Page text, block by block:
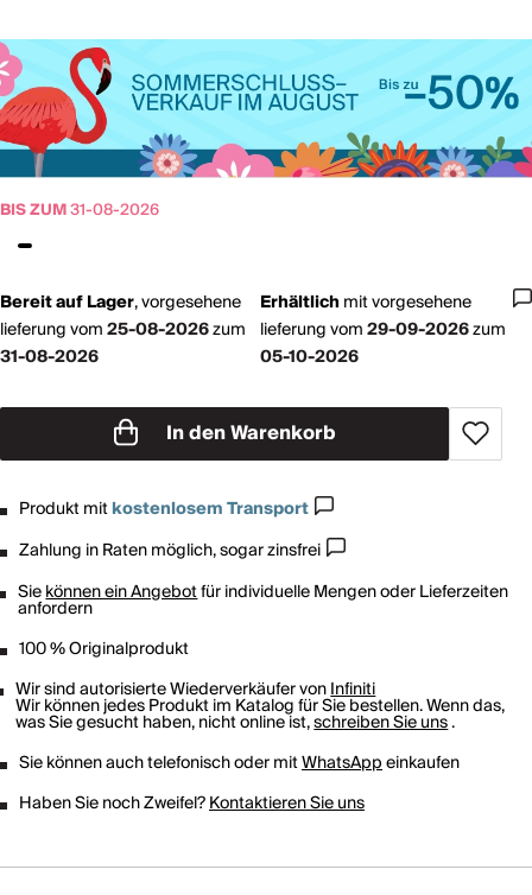
BIS ZUM31-08-2026
Bereit auf Lager,vorgesehene
lieferung vom25-08-2026zum
31-08-2026
Erhältlich mitvorgesehene
lieferung vom29-09-2026zum
05-10-2026
In den Warenkorb
Produkt mitkostenlosem Transport
Zahlung in Raten möglich, sogar zinsfrei
Siekönnen ein Angebotfür individuelle Mengen oder Lieferzeiten
anfordern
100 % Originalprodukt
Wir sind autorisierte Wiederverkäufer vonInfiniti
Wir können jedes Produkt im Katalog für Sie bestellen. Wenn das,
was Sie gesucht haben, nicht online ist,schreiben Sie uns.
Sie können auch telefonisch oder mitWhatsAppeinkaufen
Haben Sie noch Zweifel?Kontaktieren Sie uns